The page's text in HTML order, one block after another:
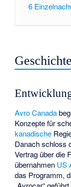
6
Geschichte
Avro Canada
Konzepte für
kanadische
Danach schloss
Vertrag über die
übernahmen US
das Programm,